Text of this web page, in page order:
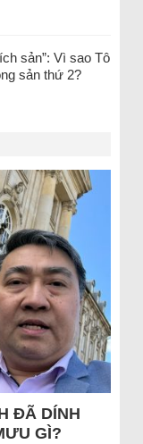
sản”: Vì sao Tô
sản thứ 2?
ĐÃ DÍNH
GÌ?